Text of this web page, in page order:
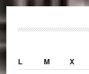
L M X